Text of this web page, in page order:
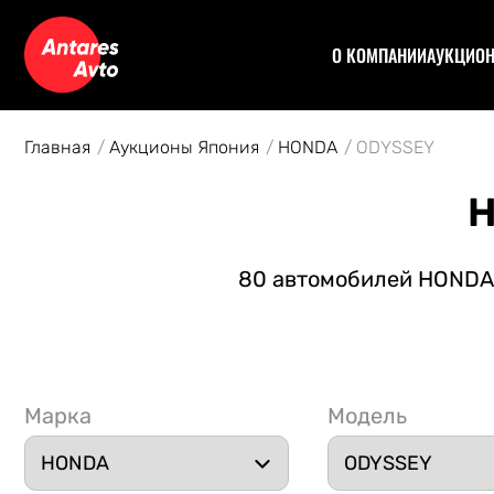
О КОМПАНИИ
Главная Аукционы Япония HONDA ODYSSEY
80 автомобилей
Марка Модель